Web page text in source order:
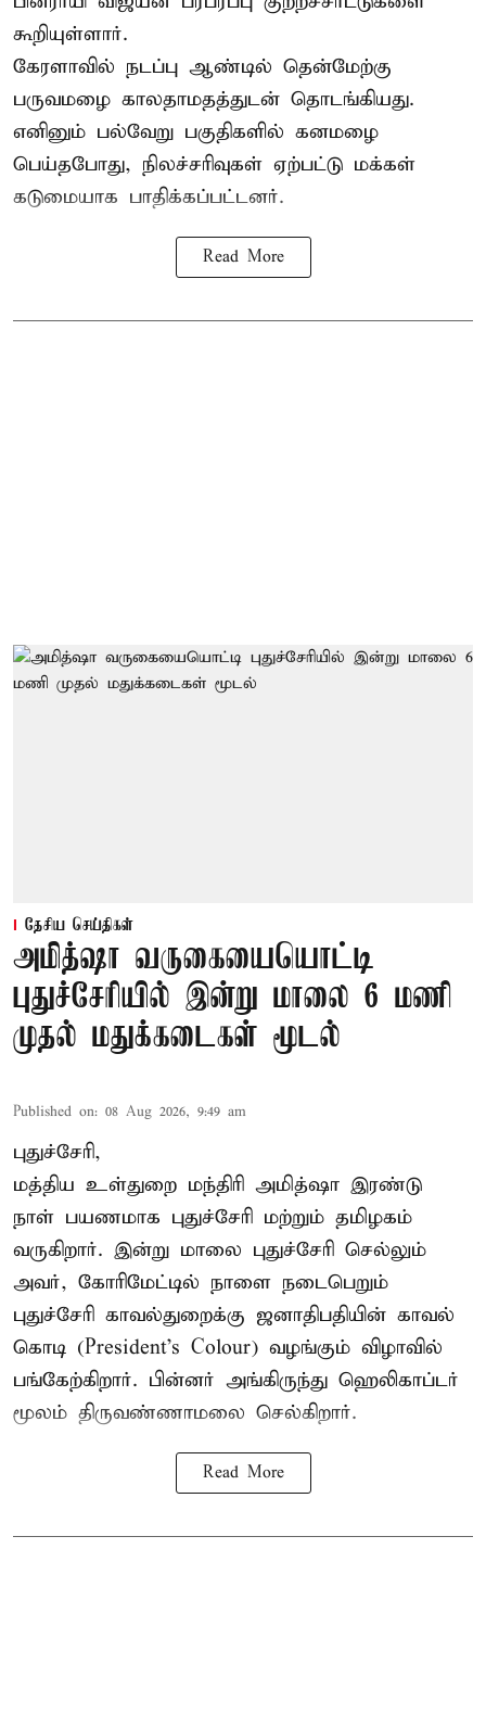
கூறியுள்ளார்.
கேரளாவில் நடப்பு ஆண்டில் தென்மேற்கு
பருவமழை காலதாமதத்துடன் தொடங்கியது.
எனினும் பல்வேறு பகுதிகளில் கனமழை
பெய்தபோது, நிலச்சரிவுகள் ஏற்பட்டு மக்கள்
கடுமையாக பாதிக்கப்பட்டனர்.
Read More
தேசிய செய்திகள்
அமித்ஷா வருகையையொட்டி
புதுச்சேரியில் இன்று மாலை 6 மணி
முதல் மதுக்கடைகள் மூடல்
Published on: 08 Aug 2026, 9:49 am
புதுச்சேரி,
மத்திய உள்துறை மந்திரி அமித்ஷா இரண்டு
நாள் பயணமாக புதுச்சேரி மற்றும் தமிழகம்
வருகிறார். இன்று மாலை புதுச்சேரி செல்லும்
அவர், கோரிமேட்டில் நாளை நடைபெறும்
புதுச்சேரி காவல்துறைக்கு ஜனாதிபதியின் காவல்
கொடி (President's Colour) வழங்கும் விழாவில்
பங்கேற்கிறார். பின்னர் அங்கிருந்து ஹெலிகாப்டர்
மூலம் திருவண்ணாமலை செல்கிறார்.
Read More